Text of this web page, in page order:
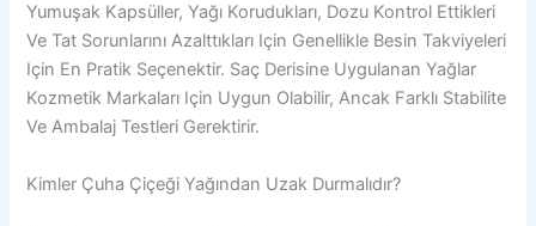
Yumuşak Kapsüller, Yağı Korudukları, Dozu Kontrol Ettikleri
Ve Tat Sorunlarını Azalttıkları Için Genellikle Besin Takviyeleri
Için En Pratik Seçenektir. Saç Derisine Uygulanan Yağlar
Kozmetik Markaları Için Uygun Olabilir, Ancak Farklı Stabilite
Ve Ambalaj Testleri Gerektirir.
Kimler Çuha Çiçeği Yağından Uzak Durmalıdır?